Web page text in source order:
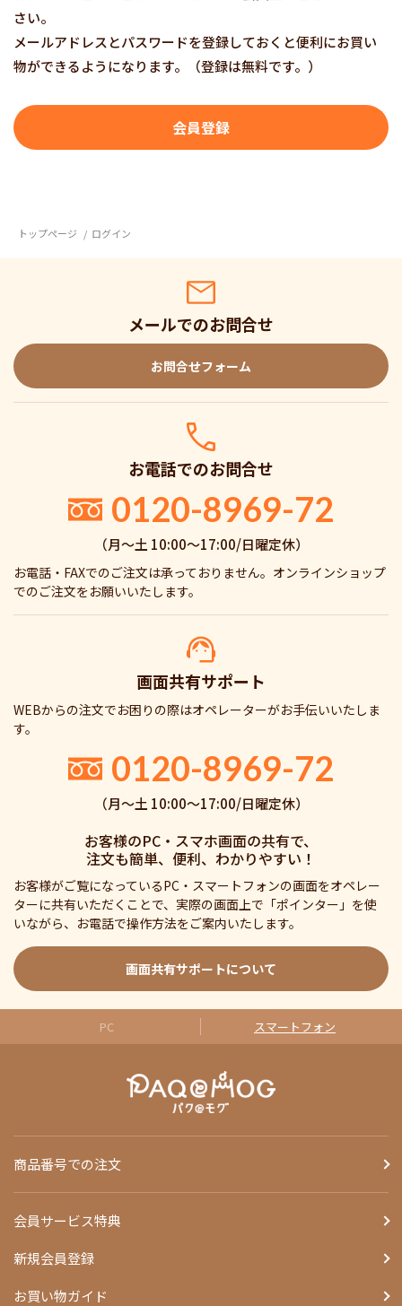
さい。
メールアドレスとパスワードを登録しておくと便利にお買い
物ができるようになります。（登録は無料です。）
トップページ ログイン
メールでのお問合せ
お問合せフォーム
お電話でのお問合せ
0120-8969-72
（月〜土 10:00〜17:00/日曜定休）
お電話・FAXでのご注文は承っておりません。オンラインショップ
でのご注文をお願いいたします。
画面共有サポート
WEBからの注文でお困りの際はオペレーターがお手伝いいたしま
す。
0120-8969-72
（月〜土 10:00〜17:00/日曜定休）
お客様のPC・スマホ画面の共有で、
注文も簡単、便利、わかりやすい！
お客様がご覧になっているPC・スマートフォンの画面をオペレー
ターに共有いただくことで、実際の画面上で「ポインター」を使
いながら、お電話で操作方法をご案内いたします。
画面共有サポートについて
PC スマートフォン
商品番号での注文
会員サービス特典
新規会員登録
お買い物ガイド